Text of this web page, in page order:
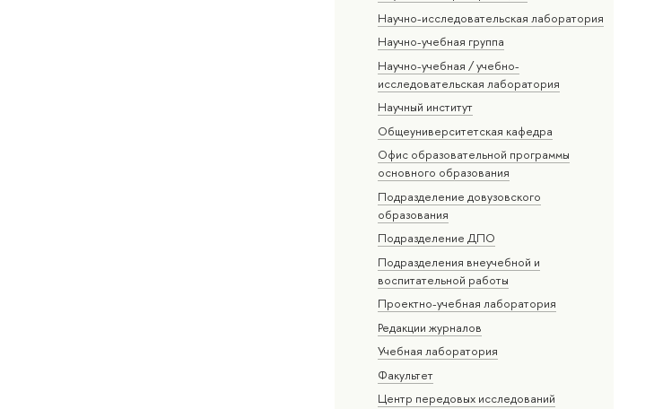
Научно-исследовательская лаборатория
Научно-учебная группа
Научно-учебная / учебно-
исследовательская лаборатория
Научный институт
Общеуниверситетская кафедра
Офис образовательной программы
основного образования
Подразделение довузовского
образования
Подразделение ДПО
Подразделения внеучебной и
воспитательной работы
Проектно-учебная лаборатория
Редакции журналов
Учебная лаборатория
Факультет
Центр передовых исследований